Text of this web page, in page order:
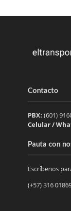
Contacto
PBX: (601)
Celular /
Pauta con
Escríbenos
(+57) 316